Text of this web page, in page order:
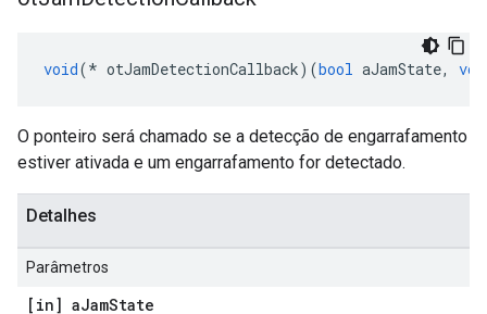
void(* otJamDetectionCallback)(bool aJamState,
O ponteiro será chamado se a detecção de engarrafamento
estiver ativada e um engarrafamento for detectado.
Detalhes
Parâmetros
[in] aJamState